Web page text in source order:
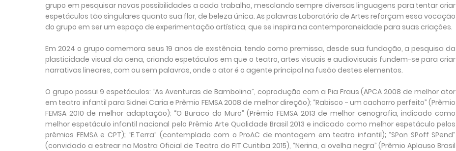
grupo em pesquisar novas possibilidades a cada trabalho, mesclando sempre diversas linguagens para tentar criar
espetáculos tão singulares quanto sua flor, de beleza única. As palavras Laboratório de Artes reforçam essa vocação
do grupo em ser um espaço de experimentação artística, que se inspira na contemporaneidade para suas criações.
Em 2024 o grupo comemora seus 19 anos de existência, tendo como premissa, desde sua fundação, a pesquisa da
plasticidade visual da cena, criando espetáculos em que o teatro, artes visuais e audiovisuais fundem-se para criar
narrativas lineares, com ou sem palavras, onde o ator é o agente principal na fusão destes elementos.
O grupo possui 9 espetáculos: “As Aventuras de Bambolina”, coprodução com a Pia Fraus (APCA 2008 de melhor ator
em teatro infantil para Sidnei Caria e Prêmio FEMSA 2008 de melhor direção); “Rabisco - um cachorro perfeito” (Prêmio
FEMSA 2010 de melhor adaptação); “O Buraco do Muro” (Prêmio FEMSA 2013 de melhor cenografia, indicado como
melhor espetáculo infantil nacional pelo Prêmio Arte Qualidade Brasil 2013 e indicado como melhor espetáculo pelos
prêmios FEMSA e CPT); “E.Terra” (contemplado com o ProAC de montagem em teatro infantil); “SPon SPoff SPend”
(convidado a estrear na Mostra Oficial de Teatro do FIT Curitiba 2015), “Nerina, a ovelha negra” (Prêmio Aplauso Brasil